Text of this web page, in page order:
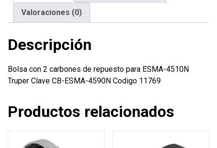
ESMA-
4510N
cantidad
Valoraciones (0)
Descripción
Bolsa con 2 carbones de repuesto para ESMA-4510N
Truper Clave CB-ESMA-4590N Codigo 11769
Productos relacionados